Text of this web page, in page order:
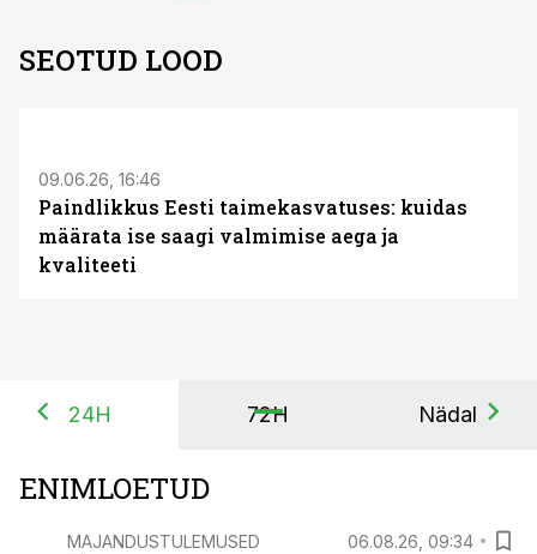
SEOTUD LOOD
09.06.26, 16:46
Paindlikkus Eesti taimekasvatuses: kuidas
määrata ise saagi valmimise aega ja
kvaliteeti
24H 72H Nädal
ENIMLOETUD
MAJANDUSTULEMUSED 06.08.26, 09:34